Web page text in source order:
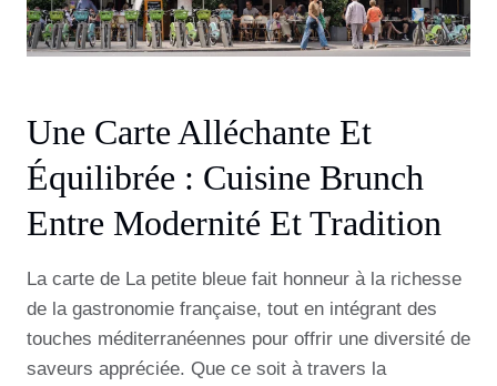
Une Carte Alléchante Et
Équilibrée : Cuisine Brunch
Entre Modernité Et Tradition
La carte de La petite bleue fait honneur à la richesse
de la gastronomie française, tout en intégrant des
touches méditerranéennes pour offrir une diversité de
saveurs appréciée. Que ce soit à travers la